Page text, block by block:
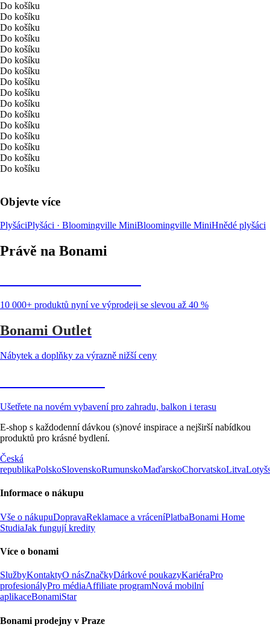
Do košíku
Do košíku
Do košíku
Do košíku
Do košíku
Do košíku
Do košíku
Do košíku
Do košíku
Do košíku
Do košíku
Do košíku
Do košíku
Do košíku
Do košíku
Do košíku
Objevte více
PlyšáciPlyšáci · Bloomingville MiniBloomingville MiniHnědé plyšáci
Právě na Bonami
10 000+ produktů nyní ve výprodeji se slevou až 40 %
Bonami Outlet
Nábytek a doplňky za výrazně nižší ceny
Ušetřete na novém vybavení pro zahradu, balkon i terasu
E-shop s každodenní dávkou (s)nové inspirace a nejširší nabídkou
produktů pro krásné bydlení.
Česká
republikaPolskoSlovenskoRumunskoMaďarskoChorvatskoLitva
Informace o nákupu
Vše o nákupuDopravaReklamace a vráceníPlatbaBonami Home
StudiaJak fungují kredity
Více o bonami
SlužbyKontaktyO násZnačkyDárkové poukazyKariéraPro
profesionályPro médiaAffiliate programNová mobilní
aplikaceBonamiStar
Bonami prodejny v Praze